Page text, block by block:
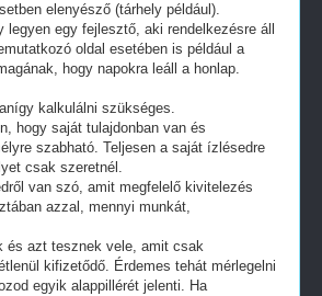
elenyésző (tárhely például).
egy fejlesztő, aki rendelkezésre áll
oldal esetében is például a
hogy napokra leáll a honlap.
kalkulálni szükséges.
hogy saját tulajdonban van és
szabható. Teljesen a saját ízlésedre
csak szeretnél.
van szó, amit megfelelő kivitelezés
azzal, mennyi munkát,
és azt tesznek vele, amit csak
kifizetődő. Érdemes tehát mérlegelni
egyik alappillérét jelenti. Ha